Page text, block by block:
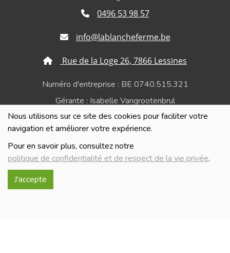
Nous utilisons sur ce site des cookies pour faciliter votre
navigation et améliorer votre expérience.
Pour en savoir plus, consultez notre
politique de confidentialité et de respect de la vie privée.
J'accepte
0496 53 98 57
info@lablancheferme.be
Rue de la Loge 26, 7866 Lessines
Numéro d'entreprise : BE 0740.515.321
Gérante : Isabelle Vangrootenbrul
Politique de confidentialité et de respect de la vie
privée